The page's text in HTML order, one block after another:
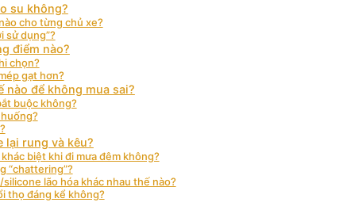
su không?
cho từng chủ xe?
sử dụng”?
điểm nào?
chọn?
gạt hơn?
nào để không mua sai?
buộc không?
lại rung và kêu?
biệt khi đi mưa đêm không?
“chattering”?
lão hóa khác nhau thế nào?
thọ đáng kể không?